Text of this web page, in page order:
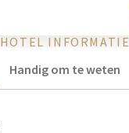
HOTEL INFORMATIE
Handig om te weten